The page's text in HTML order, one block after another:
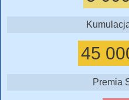
45
Premia